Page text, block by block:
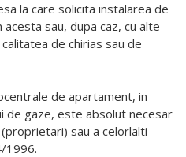
la care solicita instalarea de
sau, dupa caz, cu alte
de chirias sau de
de apartament, in
de gaze, este absolut necesar
sau a celorlalti
1996.